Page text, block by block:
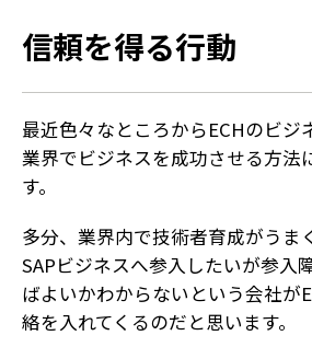
信頼を得る行動
最近色々なところからECHのビジ
業界でビジネスを成功させる方法
す。
多分、業界内で技術者育成がうま
SAPビジネスへ参入したいが参入
ばよいかわからないという会社が
絡を入れてくるのだと思います。